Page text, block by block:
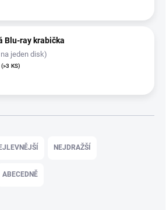
Blu-ray krabička
jeden disk)
(>3 KS)
NEJDRAŽŠÍ
ABECEDNĚ